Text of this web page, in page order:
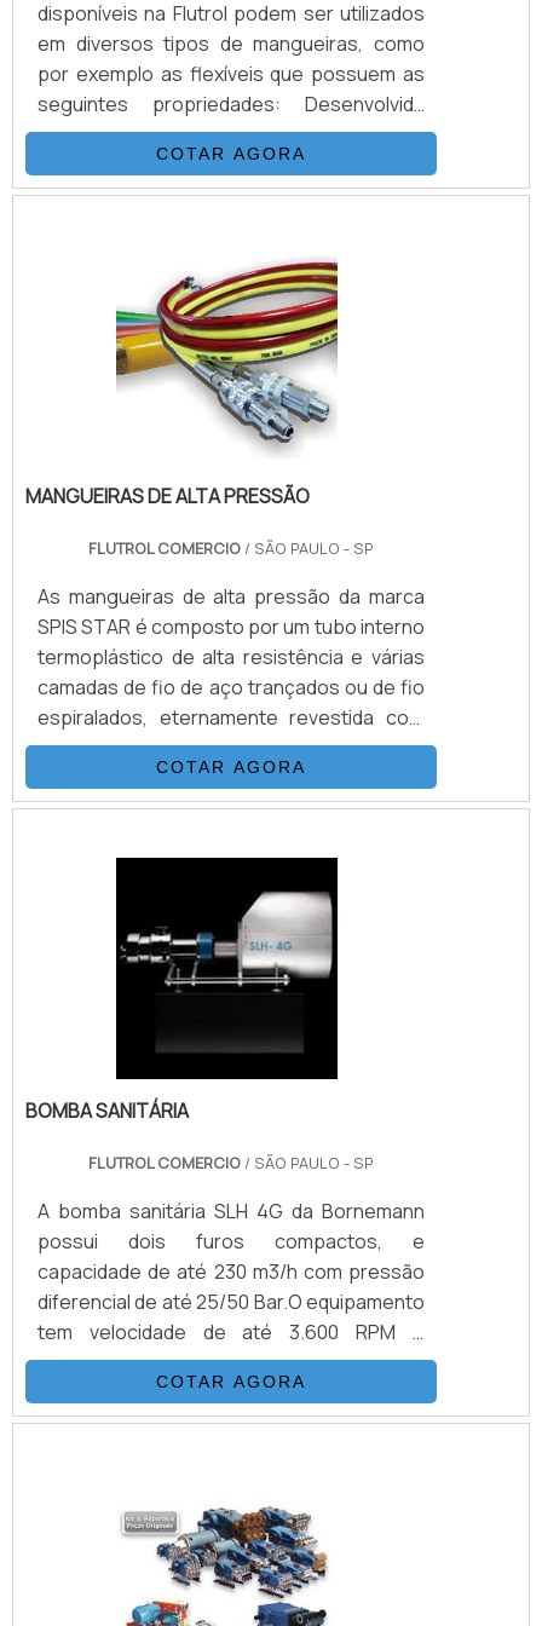
disponíveis na Flutrol podem ser utilizados
em diversos tipos de mangueiras, como
por exemplo as flexíveis que possuem as
seguintes propriedades: Desenvolvida
para alta e altíssimas pressões (3.200 Bar).
Excelentes características de vazão. Baixa
expansão volumétrica. Excepcional
flexibilidade. Resistência a pressões
externas.DETALHES PARA SER
DESTACADOS SOBRE O PRODUTOAs
conexões de mangueiras são
importantíssimas para conec.
COTAR AGORA
MANGUEIRAS DE ALTA PRESSÃO
FLUTROL COMERCIO / SÃO PAULO - SP
As mangueiras de alta pressão da marca
SPIS STAR é composto por um tubo interno
termoplástico de alta resistência e várias
camadas de fio de aço trançados ou de fio
espiralados, eternamente revestida com
uma capa de poliamida (nylon) ou de
poliuretano.A combinação das mangueiras
é adicionada a um processo único de
propriedades: desenvolvida para alta e
altíssimas pressões (3.200 Bar.), de
excelentes características de.
COTAR AGORA
BOMBA SANITÁRIA
FLUTROL COMERCIO / SÃO PAULO - SP
A bomba sanitária SLH 4G da Bornemann
possui dois furos compactos, e
capacidade de até 230 m3/h com pressão
diferencial de até 25/50 Bar.O equipamento
tem velocidade de até 3.600 RPM e
viscosidade de um a 1.000.000 cSt, a bomba
tem temperatura máxima de até 200°C e
pulsação menor de 25%.A bomba possui
acontece graças à ampla gama de
velocidade que atinge até 3600 rpm. As
fases e ciclos do processo de limpeza da.
COTAR AGORA